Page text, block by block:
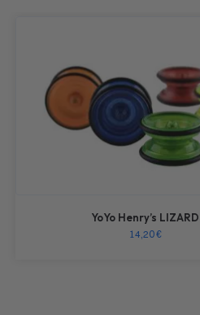
YoYo Henry’s LIZARD
14,20€